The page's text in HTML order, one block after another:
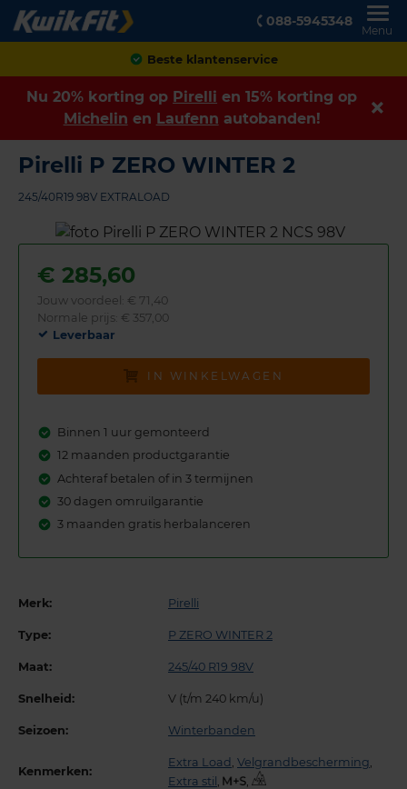
088-5945348
Menu
Achteraf betalen
Nu 20% korting op Pirelli en 15% korting op
Michelin en Laufenn autobanden!
Pirelli P ZERO WINTER 2
245/40R19 98V EXTRALOAD
€ 285,60
Jouw voordeel: € 71,40
Normale prijs: € 357,00
Leverbaar
IN WINKELWAGEN
Binnen 1 uur gemonteerd
12 maanden productgarantie
Achteraf betalen of in 3 termijnen
30 dagen omruilgarantie
3 maanden gratis herbalanceren
Merk: Pirelli
Type: P ZERO WINTER 2
Maat: 245/40 R19 98V
Snelheid: V (t/m 240 km/u)
Seizoen: Winterbanden
Kenmerken:
Extra Load Velgrandbescherming
Extra stil
,